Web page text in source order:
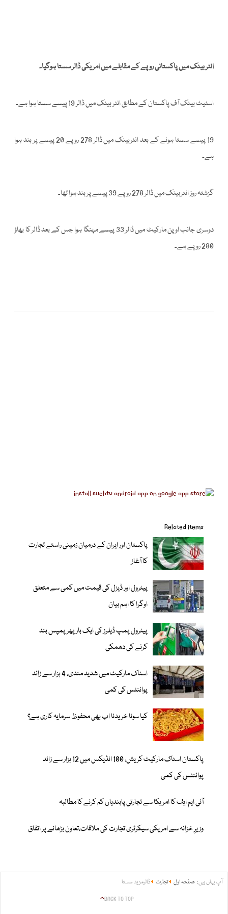
انٹر بینک میں پاکستانی روپے کے مقابلے میں امریکی ڈالر سستا ہوگیا۔
اسٹیٹ بینک آف پاکستان کے مطابق انٹر بینک میں ڈالر 19 پیسے سستا ہوا ہے۔
19 پیسے سستا ہونے کے بعد انٹربینک میں ڈالر 278 روپے 20 پیسے پر بند ہوا
ہے۔
گزشتہ روز انٹربینک میں ڈالر 278 روپے 39 پیسے پر بند ہوا تھا۔
دوسری جانب اوپن مارکیٹ میں ڈالر 33 پیسے مہنگا ہوا جس کے بعد ڈالر کا بھاؤ
280 روپے ہے۔
Related items
پاکستان اور ایران کے درمیان زمینی راستے تجارت
کا آغاز
پیٹرول اور ڈیزل کی قیمت میں کمی سے متعلق
اوگرا کا اہم بیان
پیٹرول پمپ ڈیلرز کی ایک بار پھر پمپس بند
کرنے کی دھمکی
اسٹاک مارکیٹ میں شدید مندی، 4 ہزار سے زائد
پوائنٹس کی کمی
کیا سونا خریدنا اب بھی محفوظ سرمایہ کاری ہے؟
پاکستان اسٹاک مارکیٹ کریش، 100 انڈیکس میں 12 ہزار سے زائد
پوائنٹس کی کمی
آئی ایم ایف کا امریکا سے تجارتی پابندیاں کم کرنے کا مطالبہ
وزیرِ خزانہ سے امریکی سیکرٹری تجارت کی ملاقات،تعاون بڑھانے پر اتفاق
آپ یہاں ہیں: صفحہ اول تجارت ڈالرمزید سستا
BACK TO TOP